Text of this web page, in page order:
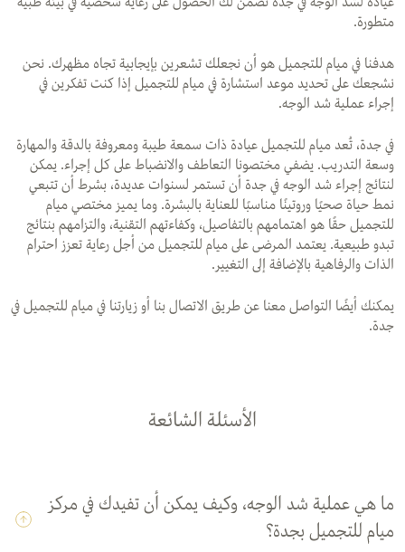
متطورة.
هدفنا في ميام للتجميل هو أن نجعلك تشعرين بإيجابية تجاه مظهرك. نحن
نشجعك على تحديد موعد استشارة في ميام للتجميل إذا كنت تفكرين في
إجراء عملية شد الوجه.
في جدة، تُعد ميام للتجميل عيادة ذات سمعة طيبة ومعروفة بالدقة والمهارة
وسعة التدريب. يضفي مختصونا التعاطف والانضباط على كل إجراء. يمكن
لنتائج إجراء شد الوجه في جدة أن تستمر لسنوات عديدة، بشرط أن تتبعي
نمط حياة صحيًا وروتينًا مناسبًا للعناية بالبشرة. وما يميز مختصي ميام
للتجميل حقًا هو اهتمامهم بالتفاصيل، وكفاءتهم التقنية، والتزامهم بنتائج
تبدو طبيعية. يعتمد المرضى على ميام للتجميل من أجل رعاية تعزز احترام
الذات والرفاهية بالإضافة إلى التغيير.
يمكنك أيضًا التواصل معنا عن طريق الاتصال بنا أو زيارتنا في ميام للتجميل في
جدة.
الأسئلة الشائعة
ما هي عملية شد الوجه، وكيف يمكن أن تفيدك في مركز
ميام للتجميل بجدة؟